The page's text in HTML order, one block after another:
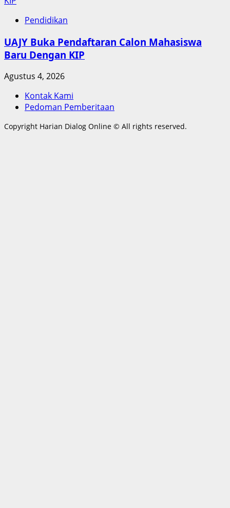
Pendidikan
UAJY Buka Pendaftaran Calon Mahasiswa
Baru Dengan KIP
Agustus 4, 2026
Kontak Kami
Pedoman Pemberitaan